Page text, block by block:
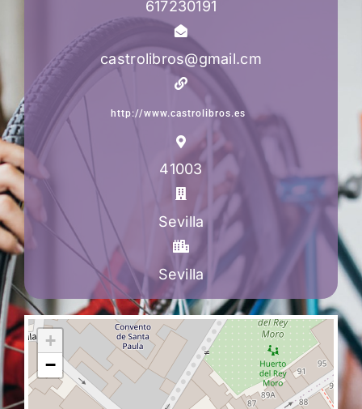
617230191
castrolibros@gmail.cm
http://www.castrolibros.es
41003
Sevilla
Sevilla
+
−